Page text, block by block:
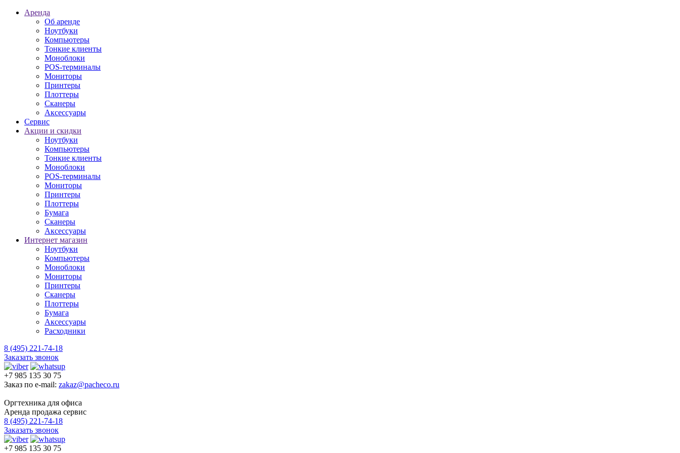
Аренда
Об аренде
Ноутбуки
Компьютеры
Тонкие клиенты
Моноблоки
POS-терминалы
Мониторы
Принтеры
Плоттеры
Сканеры
Аксессуары
Сервис
Акции и скидки
Ноутбуки
Компьютеры
Тонкие клиенты
Моноблоки
POS-терминалы
Мониторы
Принтеры
Плоттеры
Бумага
Сканеры
Аксессуары
Интернет магазин
Ноутбуки
Компьютеры
Моноблоки
Мониторы
Принтеры
Сканеры
Плоттеры
Бумага
Аксессуары
Расходники
8 (495) 221-74-18
Заказать звонок
+7 985 135 30 75
Заказ по e-mail: zakaz@pacheco.ru
Оргтехника для офиса
Аренда продажа сервис
8 (495) 221-74-18
Заказать звонок
+7 985 135 30 75